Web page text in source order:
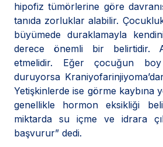
hipofiz tümörlerine göre
tanıda zorluklar alabilir.
büyümede duraklamayla
derece önemli bir belirtidir.
etmelidir. Eğer çocuğun boy
duruyorsa
Yetişkinlerde ise görme kaybına
genellikle hormon eksikliği
miktarda su içme ve idrara
başvurur” dedi.